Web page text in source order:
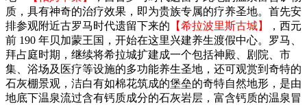
质，具有神奇的治疗效果，即为贵族专属的疗养圣地。首先安
排参观附近古罗马时代遗留下来的 【希拉波里斯古城】
，西元
前 190 年贝加蒙王国，开始在这里兴建养生渡假中心。罗马、
拜占庭时期，继续将希拉城扩建成一个包括神殿、剧院、市
集、浴场及医疗等设施的多功能养生圣地，还可观赏到奇特的
石灰棚景观，洁白有如棉花筑成的堡垒的奇特自然地形，是由
地底下温泉流过含有钙质成分的石灰岩层，富含钙质的温泉冒